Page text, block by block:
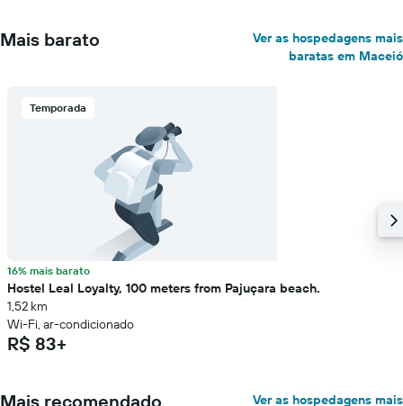
Mais barato
Ver as hospedagens mais
baratas em Maceió
Temporada
16% mais barato
Hostel Leal Loyalty, 100 meters from Pajuçara beach.
1,52 km
Wi-Fi, ar-condicionado
R$ 83+
Mais recomendado
Ver as hospedagens mais